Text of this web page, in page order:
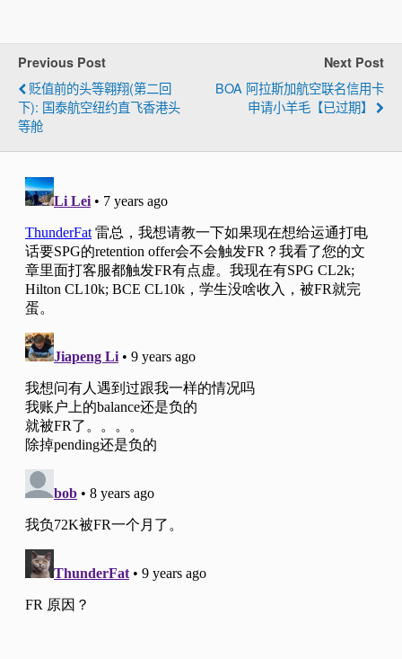
Previous Post
贬值前的头等翱翔(第二回
下): 国泰航空纽约直飞香港头
等舱
Next Post
BOA 阿拉斯加航空联名信用卡
申请小羊毛【已过期】